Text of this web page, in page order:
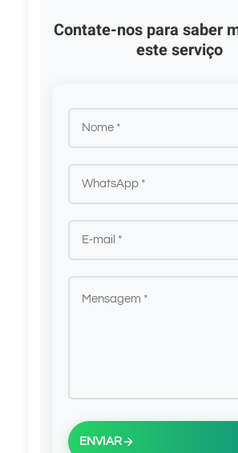
Contate-nos para saber
este serviço
ENVIAR